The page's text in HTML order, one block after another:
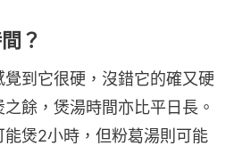
？
到它很硬，沒錯它的確又硬
餘，煲湯時間亦比平日長。
煲2小時，但粉葛湯則可能